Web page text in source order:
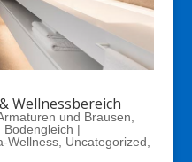
Wellnessbereich
und Brausen
Bodengleich |
Wellness, Uncategorized